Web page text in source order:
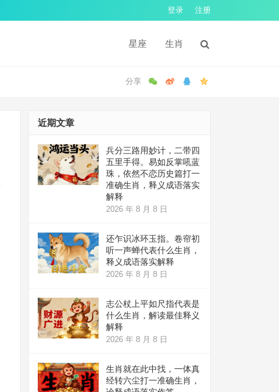
登录 注册
星座 生肖
近期文章
兵分三路用妙计，二带四
五里手得。易如反掌吼蓝
珠，依然不恋历史篇打一
准确生肖，释义成语落实
解释
2026 年 8 月 8 日
还乍识冰环玉指。卷帘初
听一声蝉代表什么生肖，
释义成语落实解释
2026 年 8 月 8 日
志公杖上平如尺指代表是
什么生肖，解读最佳释义
解释
2026 年 8 月 8 日
生肖就在此中找，一体真
经转六尘打一准确生肖，